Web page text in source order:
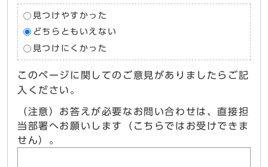
見つけやすかった
どちらともいえない
見つけにくかった
このページに関してのご意見がありましたらご記
入ください。
（注意）お答えが必要なお問い合わせは、直接担
当部署へお願いします（こちらではお受けできま
せん）。